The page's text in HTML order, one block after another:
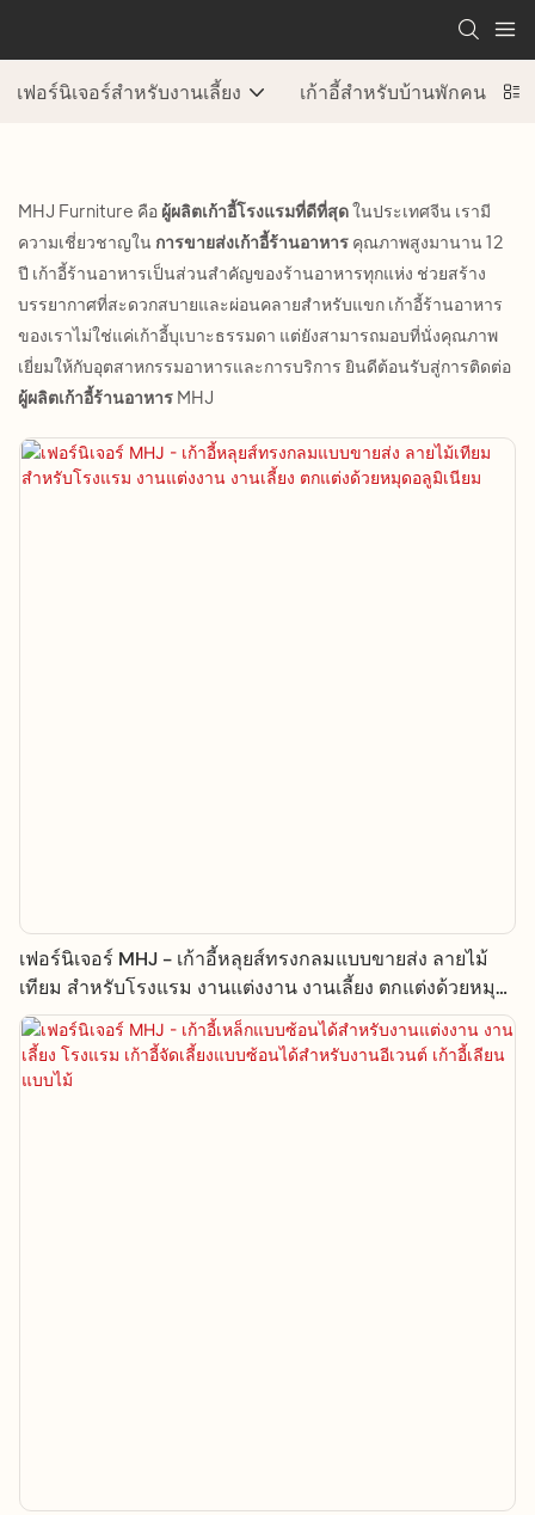
เฟอร์นิเจอร์สำหรับงานเลี้ยง เก้าอี้สำหรับบ้านพักคนชรา
MHJ Furniture คือ ผู้ผลิตเก้าอี้โรงแรมที่ดีที่สุดในประเทศจีน เรามี
ความเชี่ยวชาญใน การขายส่งเก้าอี้ร้านอาหาร คุณภาพสูงมานาน 12
ปี เก้าอี้ร้านอาหารเป็นส่วนสำคัญของร้านอาหารทุกแห่ง ช่วยสร้าง
บรรยากาศที่สะดวกสบายและผ่อนคลายสำหรับแขก เก้าอี้ร้านอาหาร
ของเราไม่ใช่แค่เก้าอี้บุเบาะธรรมดา แต่ยังสามารถมอบที่นั่งคุณภาพ
เยี่ยมให้กับอุตสาหกรรมอาหารและการบริการ ยินดีต้อนรับสู่การติดต่อ
ผู้ผลิตเก้าอี้ร้านอาหาร MHJ
เฟอร์นิเจอร์ MHJ - เก้าอี้หลุยส์ทรงกลมแบบขายส่ง ลายไม้
เทียม สำหรับโรงแรม งานแต่งงาน งานเลี้ยง ตกแต่งด้วยหมุด
อลูมิเนียม